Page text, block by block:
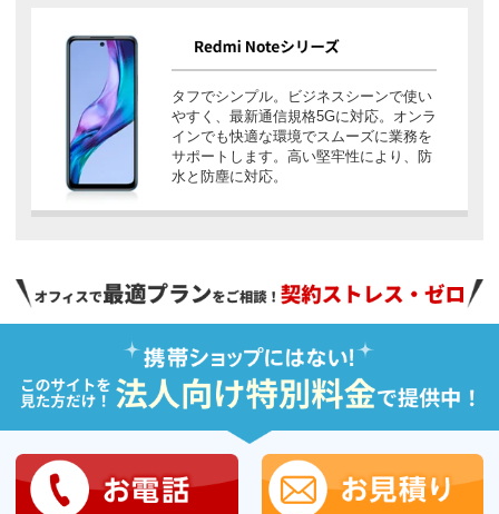
タフでシンプル。ビジネスシーンで使い
やすく、最新通信規格5Gに対応。オンラ
インでも快適な環境でスムーズに業務を
サポートします。高い堅牢性により、防
水と防塵に対応。